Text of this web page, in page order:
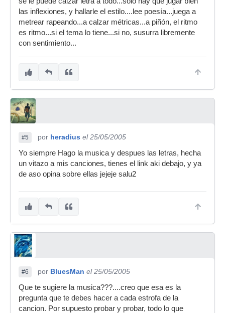
las inflexiones, y hallarle el estilo....lee poesía...juega a
metrear rapeando...a calzar métricas...a piñón, el ritmo
es ritmo...si el tema lo tiene...si no, susurra libremente
con sentimiento...
#5 por heradius el 25/05/2005
Yo siempre Hago la musica y despues las letras, hecha
un vitazo a mis canciones, tienes el link aki debajo, y ya
de aso opina sobre ellas jejeje salu2
#6 por BluesMan el 25/05/2005
Que te sugiere la musica???....creo que esa es la
pregunta que te debes hacer a cada estrofa de la
cancion. Por supuesto probar y probar, todo lo que